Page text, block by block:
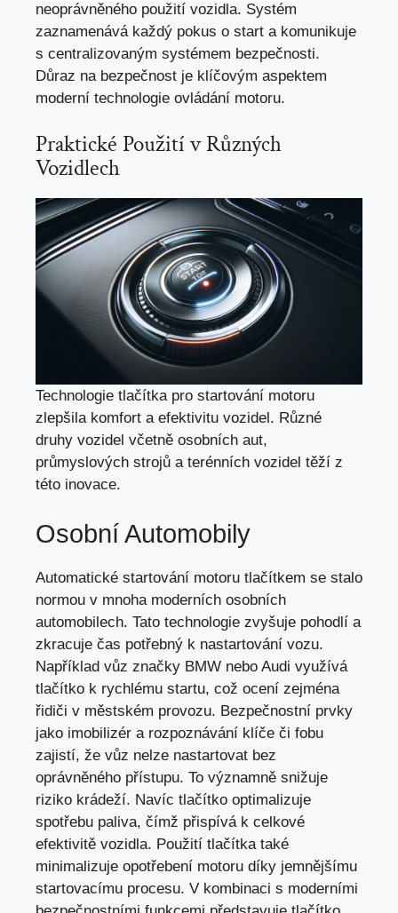
neoprávněného použití vozidla. Systém
zaznamenává každý pokus o start a komunikuje
s centralizovaným systémem bezpečnosti.
Důraz na bezpečnost je klíčovým aspektem
moderní technologie ovládání motoru.
Praktické Použití v Různých
Vozidlech
Technologie tlačítka pro startování motoru
zlepšila komfort a efektivitu vozidel. Různé
druhy vozidel včetně osobních aut,
průmyslových strojů a terénních vozidel těží z
této inovace.
Osobní Automobily
Automatické startování motoru tlačítkem se stalo
normou v mnoha moderních osobních
automobilech. Tato technologie zvyšuje pohodlí a
zkracuje čas potřebný k nastartování vozu.
Například vůz značky BMW nebo Audi využívá
tlačítko k rychlému startu, což ocení zejména
řidiči v městském provozu. Bezpečnostní prvky
jako imobilizér a rozpoznávání klíče či fobu
zajistí, že vůz nelze nastartovat bez
oprávněného přístupu. To významně snižuje
riziko krádeží. Navíc tlačítko optimalizuje
spotřebu paliva, čímž přispívá k celkové
efektivitě vozidla. Použití tlačítka také
minimalizuje opotřebení motoru díky jemnějšímu
startovacímu procesu. V kombinaci s moderními